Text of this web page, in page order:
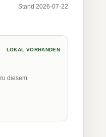
Stand 2026-07-22
LOKAL VORHANDEN
diesem